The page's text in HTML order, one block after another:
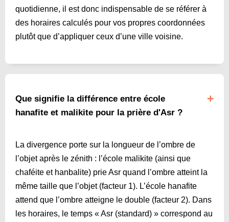
quotidienne, il est donc indispensable de se référer à
des horaires calculés pour vos propres coordonnées
plutôt que d’appliquer ceux d’une ville voisine.
Que signifie la différence entre école
hanafite et malikite pour la prière d'Asr ?
La divergence porte sur la longueur de l’ombre de
l’objet après le zénith : l’école malikite (ainsi que
chaféite et hanbalite) prie Asr quand l’ombre atteint la
même taille que l’objet (facteur 1). L’école hanafite
attend que l’ombre atteigne le double (facteur 2). Dans
les horaires, le temps « Asr (standard) » correspond au